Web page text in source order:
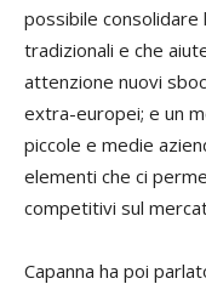
possibile
tradizionali e che
attenzione nuovi
extra-europei; e un
piccole e medie
elementi che ci
competitivi sul
Capanna ha poi